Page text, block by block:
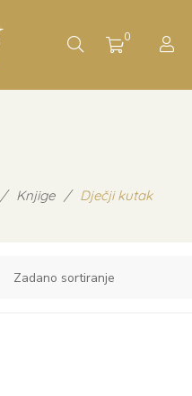
0
/ Knjige / Dječji kutak